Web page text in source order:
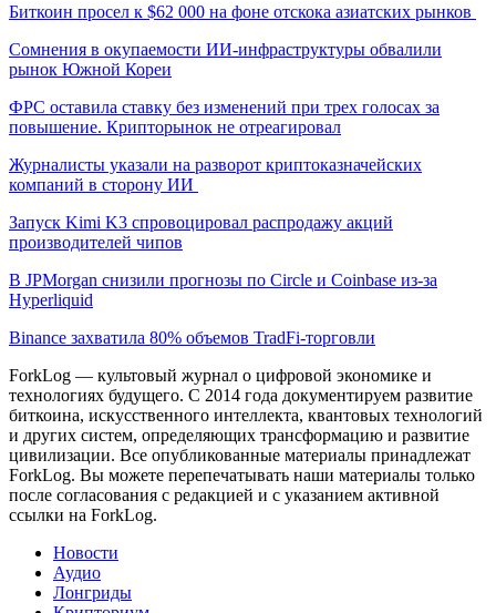
Биткоин просел к $62 000 на фоне отскока азиатских рынков
Сомнения в окупаемости ИИ-инфраструктуры обвалили
рынок Южной Кореи
ФРС оставила ставку без изменений при трех голосах за
повышение. Крипторынок не отреагировал
Журналисты указали на разворот криптоказначейских
компаний в сторону ИИ
Запуск Kimi K3 спровоцировал распродажу акций
производителей чипов
В JPMorgan снизили прогнозы по Circle и Coinbase из-за
Hyperliquid
Binance захватила 80% объемов TradFi-торговли
ForkLog — культовый журнал о цифровой экономике и
технологиях будущего. С 2014 года документируем развитие
биткоина, искусственного интеллекта, квантовых технологий
и других систем, определяющих трансформацию и развитие
цивилизации. Все опубликованные материалы принадлежат
ForkLog. Вы можете перепечатывать наши материалы только
после согласования с редакцией и с указанием активной
ссылки на ForkLog.
Новости
Аудио
Лонгриды